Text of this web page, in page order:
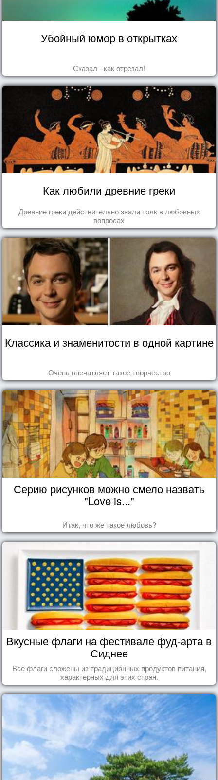
Убойный юмор в открытках
Сказал - как отрезал!
Как любили древние греки
Древние греки действительно знали толк в любовных
вопросах
Классика и знаменитости в одной картине
Очень впечатляет такое творчество
Серию рисунков можно смело назвать
"Love is..."
Итак, что же такое любовь?
Вкусные флаги на фестивале фуд-арта в
Сиднее
Все флаги сложены из традиционных продуктов питания,
характерных для этих стран.